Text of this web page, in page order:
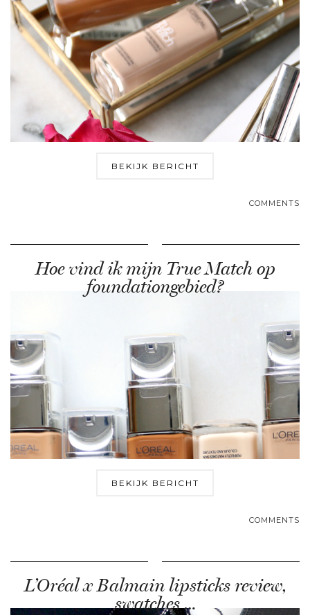
BEKIJK BERICHT
COMMENTS
Hoe vind ik mijn True Match op
foundationgebied?
BEKIJK BERICHT
COMMENTS
L’Oréal x Balmain lipsticks review,
swatches …